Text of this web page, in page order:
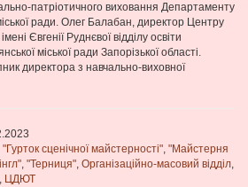
патріотичного виховання Департаменту
ради. Олег Балабан, директор Центру
Євгенії Руднєвої відділу освіти
міської ради Запорізької області.
директора з навчально-виховної
"Гурток сценічної майстерності", "Майстерня
, "Терниця", Організаційно-масовий відділ,
, ЦДЮТ